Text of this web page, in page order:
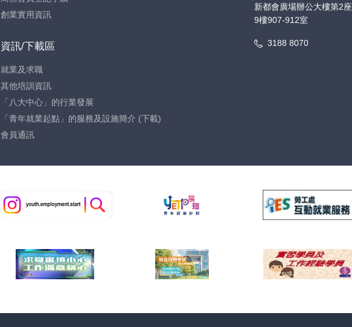
創業實用資訊
資訊/下載區
就業及求職
其他培訓資訊
「八大中心」的行業發展
「青年就業起點」的服務及設施簡介 (下載)
會員通訊
新都會廣場辦公大樓第2座
9樓907-912室
3188 8070